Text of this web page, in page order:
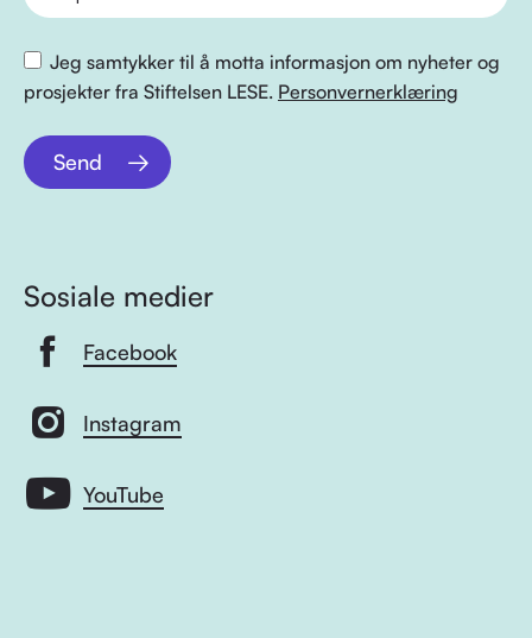
Jeg samtykker til å motta informasjon om nyheter og
prosjekter fra Stiftelsen LESE. Personvernerklæring
Send
Sosiale medier
Facebook
Instagram
YouTube